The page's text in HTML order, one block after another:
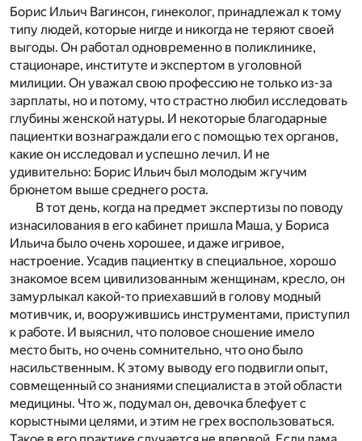
Борис Ильич Вагинсон, гинеколог, принадлежал к тому
типу людей, которые нигде и никогда не теряют своей
выгоды. Он работал одновременно в поликлинике,
стационаре, институте и экспертом в уголовной
милиции. Он уважал свою профессию не только из-за
зарплаты, но и потому, что страстно любил исследовать
глубины женской натуры. И некоторые благодарные
пациентки вознаграждали его с помощью тех органов,
какие он исследовал и успешно лечил. И не
удивительно: Борис Ильич был молодым жгучим
брюнетом выше среднего роста.
В тот день, когда на предмет экспертизы по поводу
изнасилования в его кабинет пришла Маша, у Бориса
Ильича было очень хорошее, и даже игривое,
настроение. Усадив пациентку в специальное, хорошо
знакомое всем цивилизованным женщинам, кресло, он
замурлыкал какой-то приехавший в голову модный
мотивчик, и, вооружившись инструментами, приступил
к работе. И выяснил, что половое сношение имело
место быть, но очень сомнительно, что оно было
насильственным. К этому выводу его подвигли опыт,
совмещенный со знаниями специалиста в этой области
медицины. Что ж, подумал он, девочка блефует с
корыстными целями, и этим не грех воспользоваться.